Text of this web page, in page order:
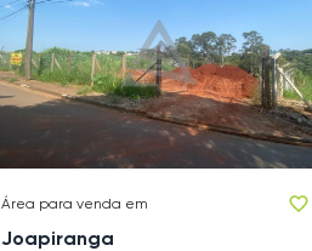
Área para venda em
Joapiranga